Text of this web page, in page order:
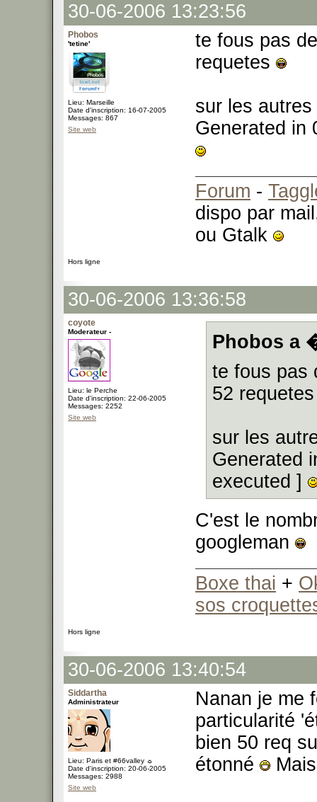
30-06-2006 13:23:56
Phobos
'tetine'
Lieu: Marseille
Date d'inscription: 16-07-2005
Messages: 867
Site web
te fous pas
requetes
sur les
Generated in
Forum -
dispo par
ou Gtalk
Hors ligne
30-06-2006 13:36:58
coyote
Moderateur -
Lieu: le Perche
Date d'inscription: 22-06-2005
Messages: 2252
Site web
Phobos a
te fous pas
52
sur les
Generated
executed ]
C'est le
googleman
Boxe thai +
sos
Hors ligne
30-06-2006 13:40:54
Siddartha
Administrateur
Lieu: Paris et #66valley ☼
Date d'inscription: 20-06-2005
Messages: 2988
Site web
Nanan je me
particularité
bien 50 req
étonné